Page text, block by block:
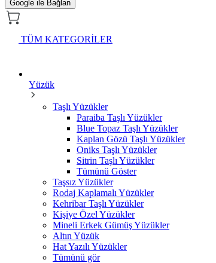
Google ile Bağlan
TÜM KATEGORİLER
Yüzük
Taşlı Yüzükler
Paraiba Taşlı Yüzükler
Blue Topaz Taşlı Yüzükler
Kaplan Gözü Taşlı Yüzükler
Oniks Taşlı Yüzükler
Sitrin Taşlı Yüzükler
Tümünü Göster
Taşsız Yüzükler
Rodaj Kaplamalı Yüzükler
Kehribar Taşlı Yüzükler
Kişiye Özel Yüzükler
Mineli Erkek Gümüş Yüzükler
Altın Yüzük
Hat Yazılı Yüzükler
Tümünü gör